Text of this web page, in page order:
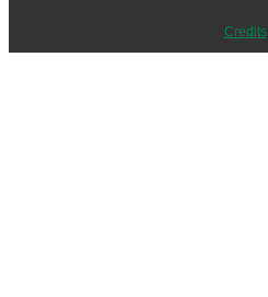
Credits